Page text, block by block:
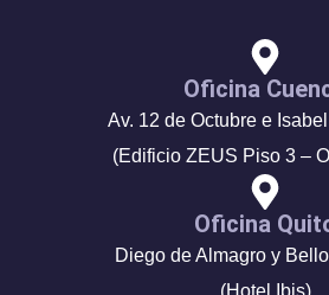
Oficina
Av. 12 de Octubre e
(Edificio ZEUS Piso 3 –
Oficina
Diego de Almagro y